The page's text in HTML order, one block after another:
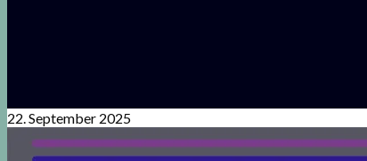
22. September 2025